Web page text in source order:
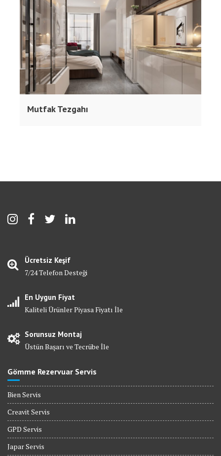
Mutfak Tezgahı
Ücretsiz Keşif
7/24 Telefon Desteği
En Uygun Fiyat
Kaliteli Ürünler Piyasa Fiyatı İle
Sorunsuz Montaj
Üstün Başarı ve Tecrübe İle
Gömme Rezervuar Servis
Bien Servis
Creavit Servis
GPD Servis
Japar Servis